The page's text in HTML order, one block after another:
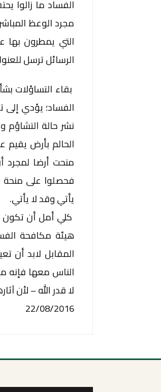
الفساد ما زالوا
مجرد الوعظ
التي يمطرون بها
الرسائل ترسل
بقاء التساؤلات
الفساد؛ يؤدي إلى
نشر حالة
الحالم بأرض يقيم
منحت أرضا لمجرد
فحصلوا على منحة
يأتي وقد لا يأتي.
كلي أمل أن تكون
هيئة مكافحة
المقابل لابد أن
الناس معها فإنه
لا قدر الله – لأن
22/08/2016